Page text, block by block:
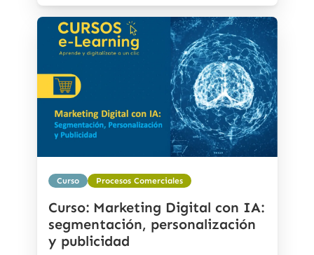
Curso Procesos Comerciales
Curso: Marketing Digital con IA:
segmentación, personalización
y publicidad